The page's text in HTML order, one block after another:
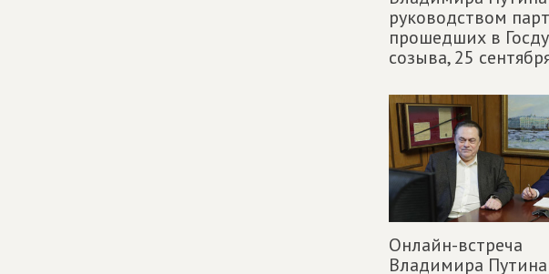
руководством
прошедших в
созыва,25
Онлайн-встреча
Владимира Путина